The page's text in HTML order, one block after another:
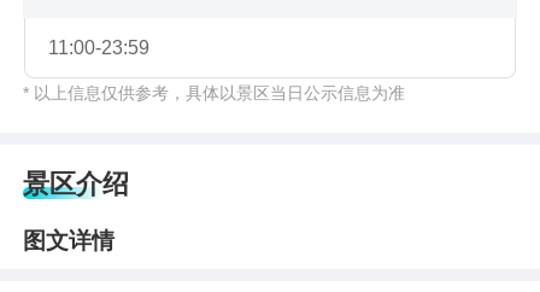
11:00-23:59
* 以上信息仅供参考，具体以景区当日公示信息为准
景区介绍
图文详情